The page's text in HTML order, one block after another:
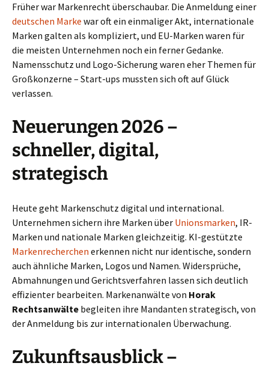
Früher war Markenrecht überschaubar. Die Anmeldung einer
deutschen Marke war oft ein einmaliger Akt, internationale
Marken galten als kompliziert, und EU-Marken waren für
die meisten Unternehmen noch ein ferner Gedanke.
Namensschutz und Logo-Sicherung waren eher Themen für
Großkonzerne – Start-ups mussten sich oft auf Glück
verlassen.
Neuerungen 2026 –
schneller, digital,
strategisch
Heute geht Markenschutz digital und international.
Unternehmen sichern ihre Marken über Unionsmarken, IR-
Marken und nationale Marken gleichzeitig. KI-gestützte
Markenrecherchen erkennen nicht nur identische, sondern
auch ähnliche Marken, Logos und Namen. Widersprüche,
Abmahnungen und Gerichtsverfahren lassen sich deutlich
effizienter bearbeiten. Markenanwälte von Horak
Rechtsanwälte begleiten ihre Mandanten strategisch, von
der Anmeldung bis zur internationalen Überwachung.
Zukunftsausblick –